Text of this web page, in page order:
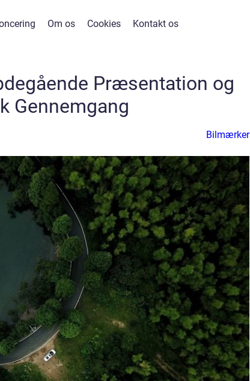
Om os Cookies Kontakt os
Præsentation og
Gennemgang
Bilmærker